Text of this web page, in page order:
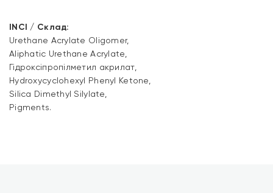
INCI / Склад:
Urethane Acrylate Oligomer,
Aliphatic Urethane Acrylate,
Гідроксіпропілметил акрилат,
Hydroxycyclohexyl Phenyl Ketone,
Silica Dimethyl Silylate,
Pigments.